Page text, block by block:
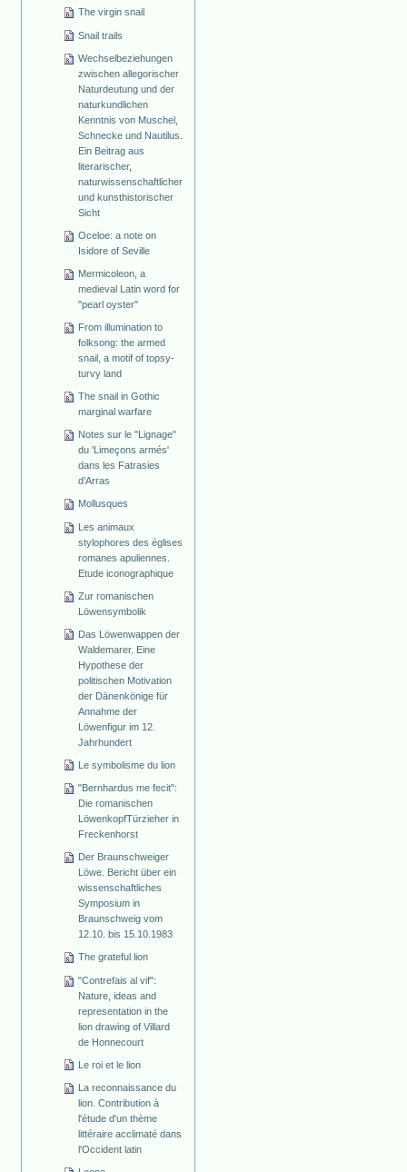
The virgin snail
Snail trails
Wechselbeziehungen
zwischen allegorischer
Naturdeutung und der
naturkundlichen
Kenntnis von Muschel,
Schnecke und Nautilus.
Ein Beitrag aus
literarischer,
naturwissenschaftlicher
und kunsthistorischer
Sicht
Oceloe: a note on
Isidore of Seville
Mermicoleon, a
medieval Latin word for
"pearl oyster"
From illumination to
folksong: the armed
snail, a motif of topsy-
turvy land
The snail in Gothic
marginal warfare
Notes sur le "Lignage"
du 'Limeçons armés'
dans les Fatrasies
d’Arras
Mollusques
Les animaux
stylophores des églises
romanes apuliennes.
Etude iconographique
Zur romanischen
Löwensymbolik
Das Löwenwappen der
Waldemarer. Eine
Hypothese der
politischen Motivation
der Dänenkönige für
Annahme der
Löwenfigur im 12.
Jahrhundert
Le symbolisme du lion
"Bernhardus me fecit":
Die romanischen
Löwenkopf­Türzieher in
Freckenhorst
Der Braunschweiger
Löwe. Bericht über ein
wissenschaftliches
Symposium in
Braunschweig vom
12.10. bis 15.10.1983
The grateful lion
"Contrefais al vif":
Nature, ideas and
representation in the
lion drawing of Villard
de Honnecourt
Le roi et le lion
La reconnaissance du
lion. Contribution à
l'étude d'un thème
littéraire acclimaté dans
l'Occident latin